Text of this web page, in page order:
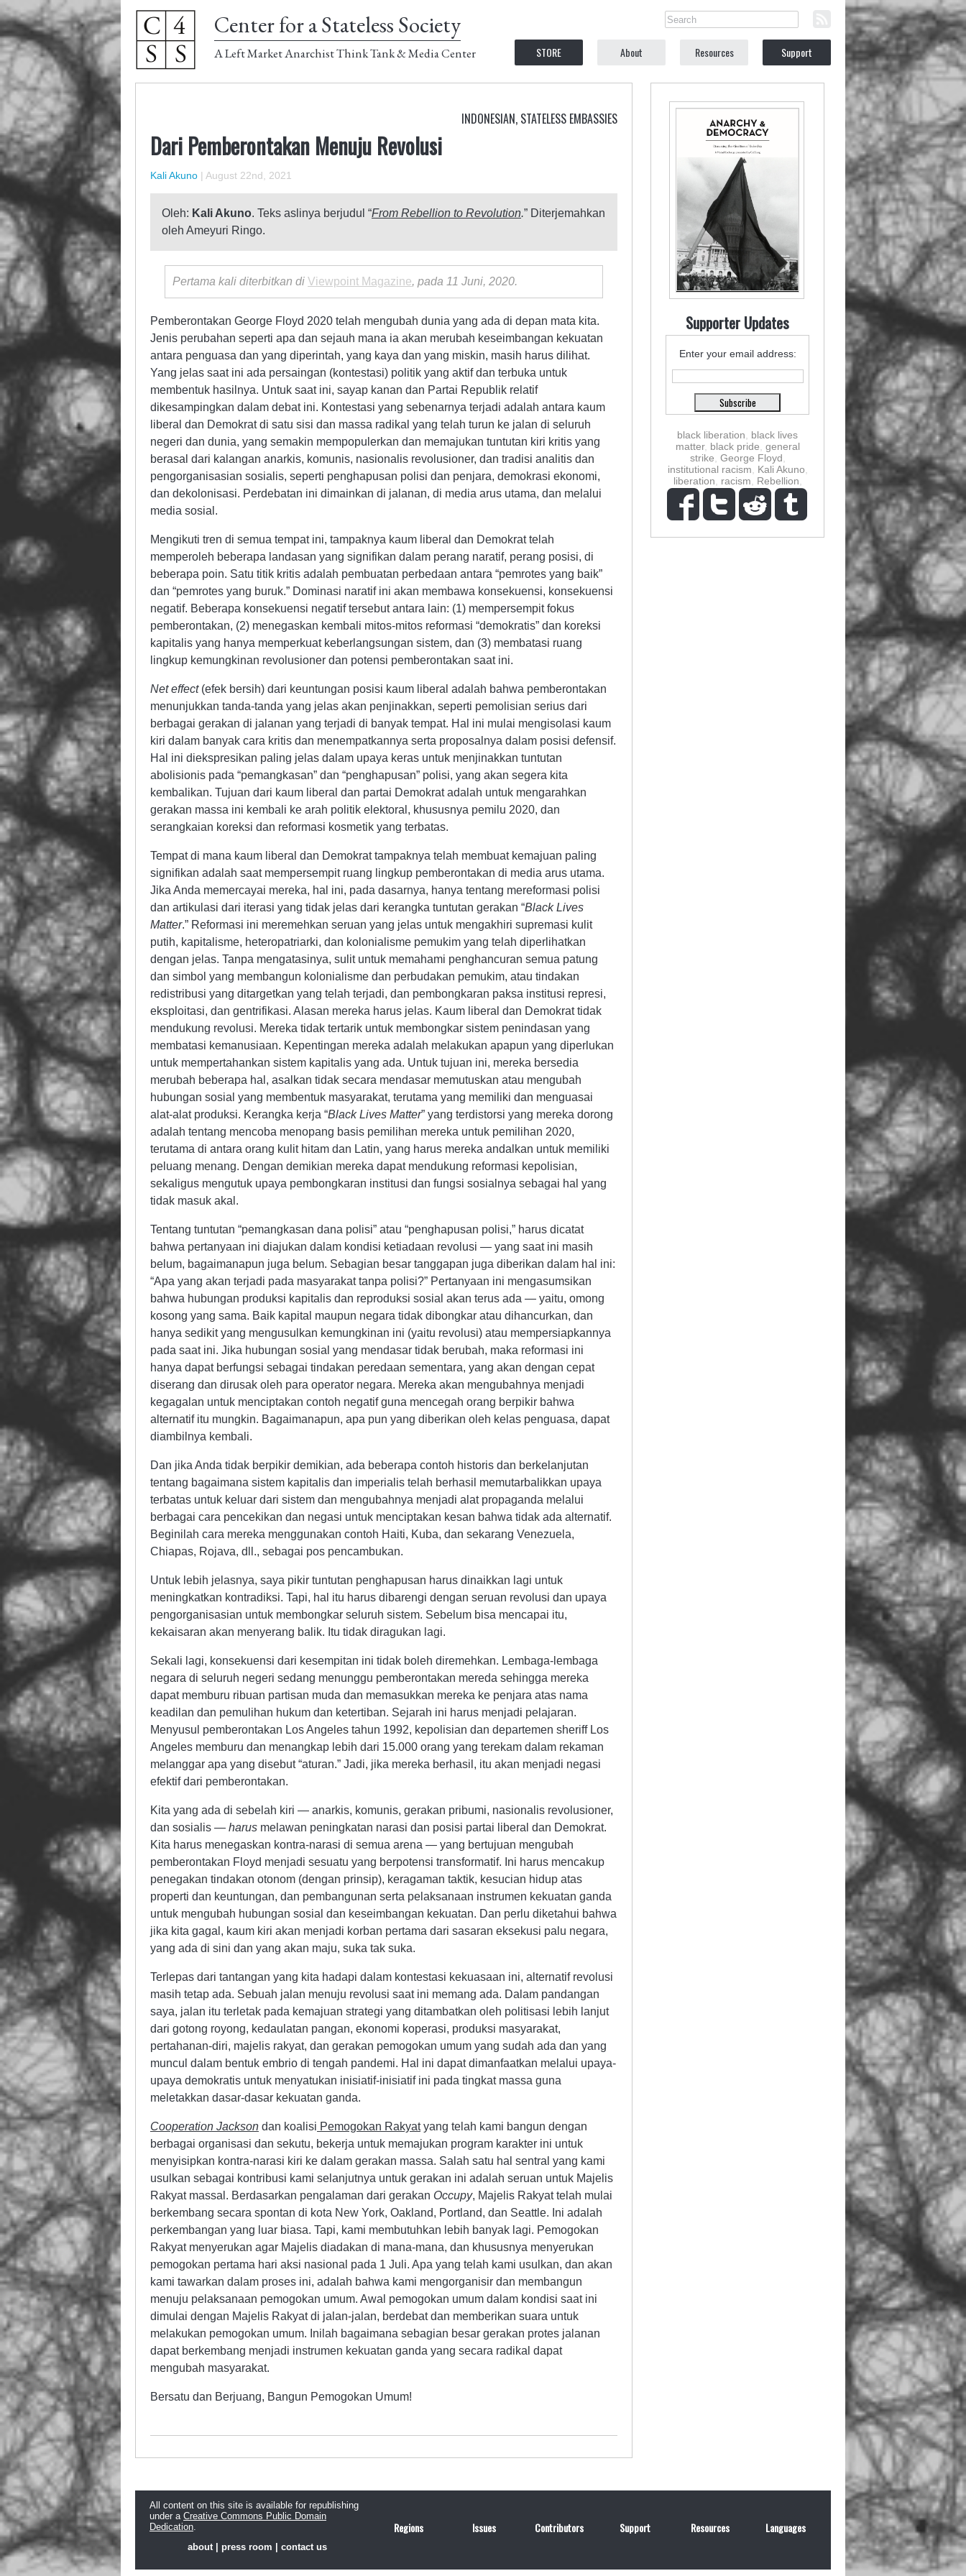
Center for a Stateless Society
A Left Market Anarchist Think Tank & Media Center STORE About Resources Support
INDONESIAN, STATELESS EMBASSIES
Dari Pemberontakan Menuju Revolusi
Kali Akuno | August 22nd, 2021
Oleh: Kali Akuno. Teks aslinya berjudul “From Rebellion to Revolution.” Diterjemahkan
oleh Ameyuri Ringo.
Pertama kali diterbitkan di Viewpoint Magazine, pada 11 Juni, 2020.
Pemberontakan George Floyd 2020 telah mengubah dunia yang ada di depan mata kita.
Jenis perubahan seperti apa dan sejauh mana ia akan merubah keseimbangan kekuatan
antara penguasa dan yang diperintah, yang kaya dan yang miskin, masih harus dilihat.
Yang jelas saat ini ada persaingan (kontestasi) politik yang aktif dan terbuka untuk
membentuk hasilnya. Untuk saat ini, sayap kanan dan Partai Republik relatif
dikesampingkan dalam debat ini. Kontestasi yang sebenarnya terjadi adalah antara kaum
liberal dan Demokrat di satu sisi dan massa radikal yang telah turun ke jalan di seluruh
negeri dan dunia, yang semakin mempopulerkan dan memajukan tuntutan kiri kritis yang
berasal dari kalangan anarkis, komunis, nasionalis revolusioner, dan tradisi analitis dan
pengorganisasian sosialis, seperti penghapusan polisi dan penjara, demokrasi ekonomi,
dan dekolonisasi. Perdebatan ini dimainkan di jalanan, di media arus utama, dan melalui
media sosial.
Mengikuti tren di semua tempat ini, tampaknya kaum liberal dan Demokrat telah
memperoleh beberapa landasan yang signifikan dalam perang naratif, perang posisi, di
beberapa poin. Satu titik kritis adalah pembuatan perbedaan antara “pemrotes yang baik”
dan “pemrotes yang buruk.” Dominasi naratif ini akan membawa konsekuensi, konsekuensi
negatif. Beberapa konsekuensi negatif tersebut antara lain: (1) mempersempit fokus
pemberontakan, (2) menegaskan kembali mitos-mitos reformasi “demokratis” dan koreksi
kapitalis yang hanya memperkuat keberlangsungan sistem, dan (3) membatasi ruang
lingkup kemungkinan revolusioner dan potensi pemberontakan saat ini.
Net effect (efek bersih) dari keuntungan posisi kaum liberal adalah bahwa pemberontakan
menunjukkan tanda-tanda yang jelas akan penjinakkan, seperti pemolisian serius dari
berbagai gerakan di jalanan yang terjadi di banyak tempat. Hal ini mulai mengisolasi kaum
kiri dalam banyak cara kritis dan menempatkannya serta proposalnya dalam posisi defensif.
Hal ini diekspresikan paling jelas dalam upaya keras untuk menjinakkan tuntutan
abolisionis pada “pemangkasan” dan “penghapusan” polisi, yang akan segera kita
kembalikan. Tujuan dari kaum liberal dan partai Demokrat adalah untuk mengarahkan
gerakan massa ini kembali ke arah politik elektoral, khususnya pemilu 2020, dan
serangkaian koreksi dan reformasi kosmetik yang terbatas.
Tempat di mana kaum liberal dan Demokrat tampaknya telah membuat kemajuan paling
signifikan adalah saat mempersempit ruang lingkup pemberontakan di media arus utama.
Jika Anda memercayai mereka, hal ini, pada dasarnya, hanya tentang mereformasi polisi
dan artikulasi dari iterasi yang tidak jelas dari kerangka tuntutan gerakan “Black Lives
Matter.” Reformasi ini meremehkan seruan yang jelas untuk mengakhiri supremasi kulit
putih, kapitalisme, heteropatriarki, dan kolonialisme pemukim yang telah diperlihatkan
dengan jelas. Tanpa mengatasinya, sulit untuk memahami penghancuran semua patung
dan simbol yang membangun kolonialisme dan perbudakan pemukim, atau tindakan
redistribusi yang ditargetkan yang telah terjadi, dan pembongkaran paksa institusi represi,
eksploitasi, dan gentrifikasi. Alasan mereka harus jelas. Kaum liberal dan Demokrat tidak
mendukung revolusi. Mereka tidak tertarik untuk membongkar sistem penindasan yang
membatasi kemanusiaan. Kepentingan mereka adalah melakukan apapun yang diperlukan
untuk mempertahankan sistem kapitalis yang ada. Untuk tujuan ini, mereka bersedia
merubah beberapa hal, asalkan tidak secara mendasar memutuskan atau mengubah
hubungan sosial yang membentuk masyarakat, terutama yang memiliki dan menguasai
alat-alat produksi. Kerangka kerja “Black Lives Matter” yang terdistorsi yang mereka dorong
adalah tentang mencoba menopang basis pemilihan mereka untuk pemilihan 2020,
terutama di antara orang kulit hitam dan Latin, yang harus mereka andalkan untuk memiliki
peluang menang. Dengan demikian mereka dapat mendukung reformasi kepolisian,
sekaligus mengutuk upaya pembongkaran institusi dan fungsi sosialnya sebagai hal yang
tidak masuk akal.
Tentang tuntutan “pemangkasan dana polisi” atau “penghapusan polisi,” harus dicatat
bahwa pertanyaan ini diajukan dalam kondisi ketiadaan revolusi — yang saat ini masih
belum, bagaimanapun juga belum. Sebagian besar tanggapan juga diberikan dalam hal ini:
“Apa yang akan terjadi pada masyarakat tanpa polisi?” Pertanyaan ini mengasumsikan
bahwa hubungan produksi kapitalis dan reproduksi sosial akan terus ada — yaitu, omong
kosong yang sama. Baik kapital maupun negara tidak dibongkar atau dihancurkan, dan
hanya sedikit yang mengusulkan kemungkinan ini (yaitu revolusi) atau mempersiapkannya
pada saat ini. Jika hubungan sosial yang mendasar tidak berubah, maka reformasi ini
hanya dapat berfungsi sebagai tindakan peredaan sementara, yang akan dengan cepat
diserang dan dirusak oleh para operator negara. Mereka akan mengubahnya menjadi
kegagalan untuk menciptakan contoh negatif guna mencegah orang berpikir bahwa
alternatif itu mungkin. Bagaimanapun, apa pun yang diberikan oleh kelas penguasa, dapat
diambilnya kembali.
Dan jika Anda tidak berpikir demikian, ada beberapa contoh historis dan berkelanjutan
tentang bagaimana sistem kapitalis dan imperialis telah berhasil memutarbalikkan upaya
terbatas untuk keluar dari sistem dan mengubahnya menjadi alat propaganda melalui
berbagai cara pencekikan dan negasi untuk menciptakan kesan bahwa tidak ada alternatif.
Beginilah cara mereka menggunakan contoh Haiti, Kuba, dan sekarang Venezuela,
Chiapas, Rojava, dll., sebagai pos pencambukan.
Untuk lebih jelasnya, saya pikir tuntutan penghapusan harus dinaikkan lagi untuk
meningkatkan kontradiksi. Tapi, hal itu harus dibarengi dengan seruan revolusi dan upaya
pengorganisasian untuk membongkar seluruh sistem. Sebelum bisa mencapai itu,
kekaisaran akan menyerang balik. Itu tidak diragukan lagi.
Sekali lagi, konsekuensi dari kesempitan ini tidak boleh diremehkan. Lembaga-lembaga
negara di seluruh negeri sedang menunggu pemberontakan mereda sehingga mereka
dapat memburu ribuan partisan muda dan memasukkan mereka ke penjara atas nama
keadilan dan pemulihan hukum dan ketertiban. Sejarah ini harus menjadi pelajaran.
Menyusul pemberontakan Los Angeles tahun 1992, kepolisian dan departemen sheriff Los
Angeles memburu dan menangkap lebih dari 15.000 orang yang terekam dalam rekaman
melanggar apa yang disebut “aturan.” Jadi, jika mereka berhasil, itu akan menjadi negasi
efektif dari pemberontakan.
Kita yang ada di sebelah kiri — anarkis, komunis, gerakan pribumi, nasionalis revolusioner,
dan sosialis — harus melawan peningkatan narasi dan posisi partai liberal dan Demokrat.
Kita harus menegaskan kontra-narasi di semua arena — yang bertujuan mengubah
pemberontakan Floyd menjadi sesuatu yang berpotensi transformatif. Ini harus mencakup
penegakan tindakan otonom (dengan prinsip), keragaman taktik, kesucian hidup atas
properti dan keuntungan, dan pembangunan serta pelaksanaan instrumen kekuatan ganda
untuk mengubah hubungan sosial dan keseimbangan kekuatan. Dan perlu diketahui bahwa
jika kita gagal, kaum kiri akan menjadi korban pertama dari sasaran eksekusi palu negara,
yang ada di sini dan yang akan maju, suka tak suka.
Terlepas dari tantangan yang kita hadapi dalam kontestasi kekuasaan ini, alternatif revolusi
masih tetap ada. Sebuah jalan menuju revolusi saat ini memang ada. Dalam pandangan
saya, jalan itu terletak pada kemajuan strategi yang ditambatkan oleh politisasi lebih lanjut
dari gotong royong, kedaulatan pangan, ekonomi koperasi, produksi masyarakat,
pertahanan-diri, majelis rakyat, dan gerakan pemogokan umum yang sudah ada dan yang
muncul dalam bentuk embrio di tengah pandemi. Hal ini dapat dimanfaatkan melalui upaya-
upaya demokratis untuk menyatukan inisiatif-inisiatif ini pada tingkat massa guna
meletakkan dasar-dasar kekuatan ganda.
Cooperation Jackson dan koalisi Pemogokan Rakyatyang telah kami bangun dengan
berbagai organisasi dan sekutu, bekerja untuk memajukan program karakter ini untuk
menyisipkan kontra-narasi kiri ke dalam gerakan massa. Salah satu hal sentral yang kami
usulkan sebagai kontribusi kami selanjutnya untuk gerakan ini adalah seruan untuk Majelis
Rakyat massal. Berdasarkan pengalaman dari gerakan Occupy, Majelis Rakyat telah mulai
berkembang secara spontan di kota New York, Oakland, Portland, dan Seattle. Ini adalah
perkembangan yang luar biasa. Tapi, kami membutuhkan lebih banyak lagi. Pemogokan
Rakyat menyerukan agar Majelis diadakan di mana-mana, dan khususnya menyerukan
pemogokan pertama hari aksi nasional pada 1 Juli. Apa yang telah kami usulkan, dan akan
kami tawarkan dalam proses ini, adalah bahwa kami mengorganisir dan membangun
menuju pelaksanaan pemogokan umum. Awal pemogokan umum dalam kondisi saat ini
dimulai dengan Majelis Rakyat di jalan-jalan, berdebat dan memberikan suara untuk
melakukan pemogokan umum. Inilah bagaimana sebagian besar gerakan protes jalanan
dapat berkembang menjadi instrumen kekuatan ganda yang secara radikal dapat
mengubah masyarakat.
Bersatu dan Berjuang, Bangun Pemogokan Umum!
Supporter Updates
Enter your email address:
black liberation
black lives
matter, black pride general
strike George Floyd
institutional racism
Kali Akuno
liberation
racism Rebellion
All content on this site is available for republishing
under a Creative Commons Public Domain
Dedication.
about| press room contact us
Regions Issues Contributors Support Resources Languages